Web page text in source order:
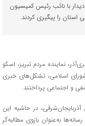
با نائب رئیس کمیسیون
را پیگیری کردند.
نماینده مردم تبریز، اسکو
اسلامی، تشکل‌های خبری
و اجتماعی پرداختند.
در حاشیه این
به‌عنوان بازوی مطالبه‌گر